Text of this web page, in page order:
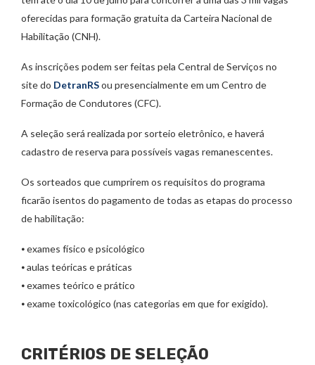
oferecidas para formação gratuita da Carteira Nacional de
Habilitação (CNH).
As inscrições podem ser feitas pela Central de Serviços no
site do DetranRSou presencialmente em um Centro de
Formação de Condutores (CFC).
A seleção será realizada por sorteio eletrônico, e haverá
cadastro de reserva para possíveis vagas remanescentes.
Os sorteados que cumprirem os requisitos do programa
ficarão isentos do pagamento de todas as etapas do processo
de habilitação:
⦁ exames físico e psicológico
⦁ aulas teóricas e práticas
⦁ exames teórico e prático
⦁ exame toxicológico (nas categorias em que for exigido).
CRITÉRIOS DE SELEÇÃO